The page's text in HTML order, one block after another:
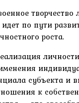
творчество
по пути
роста.
субъекта и
к